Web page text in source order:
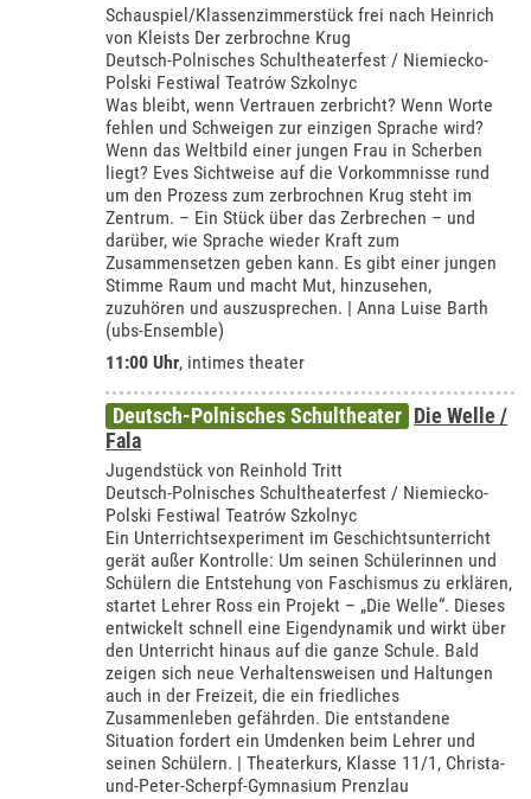
Schauspiel/Klassenzimmerstück frei nach Heinrich
von Kleists Der zerbrochne Krug
Deutsch-Polnisches Schultheaterfest / Niemiecko-
Polski Festiwal Teatrów Szkolnyc
Was bleibt, wenn Vertrauen zerbricht? Wenn Worte
fehlen und Schweigen zur einzigen Sprache wird?
Wenn das Weltbild einer jungen Frau in Scherben
liegt? Eves Sichtweise auf die Vorkommnisse rund
um den Prozess zum zerbrochnen Krug steht im
Zentrum. – Ein Stück über das Zerbrechen – und
darüber, wie Sprache wieder Kraft zum
Zusammensetzen geben kann. Es gibt einer jungen
Stimme Raum und macht Mut, hinzusehen,
zuzuhören und auszusprechen. | Anna Luise Barth
(ubs-Ensemble)
11:00 Uhr, intimes theater
Deutsch-Polnisches Schultheater Die Welle /
Fala
Jugendstück von Reinhold Tritt
Deutsch-Polnisches Schultheaterfest / Niemiecko-
Polski Festiwal Teatrów Szkolnyc
Ein Unterrichtsexperiment im Geschichtsunterricht
gerät außer Kontrolle: Um seinen Schülerinnen und
Schülern die Entstehung von Faschismus zu erklären,
startet Lehrer Ross ein Projekt – „Die Welle“. Dieses
entwickelt schnell eine Eigendynamik und wirkt über
den Unterricht hinaus auf die ganze Schule. Bald
zeigen sich neue Verhaltensweisen und Haltungen
auch in der Freizeit, die ein friedliches
Zusammenleben gefährden. Die entstandene
Situation fordert ein Umdenken beim Lehrer und
seinen Schülern. | Theaterkurs, Klasse 11/1, Christa-
und-Peter-Scherpf-Gymnasium Prenzlau